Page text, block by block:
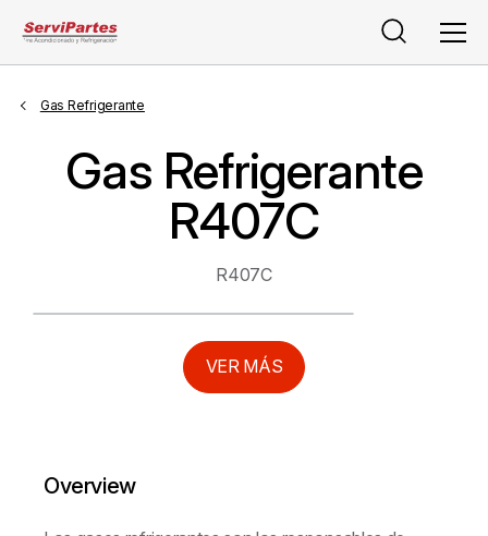
Buscar
Gas Refrigerante
Gas Refrigerante
R407C
R407C
VER MÁS
Overview